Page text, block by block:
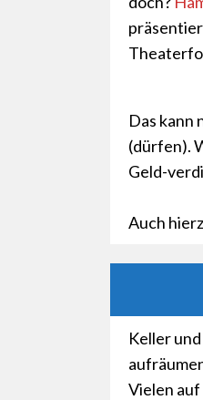
Das kann
(dürfen).
Geld-
Auch
Keller
Vielen